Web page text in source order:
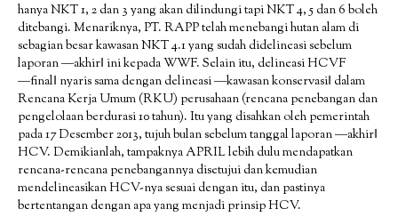
hanya NKT 1, 2 dan 3 yang akan dilindungi tapi NKT 4, 5 dan 6 boleh
ditebangi. Menariknya, PT. RAPP telah menebangi hutan alam di
sebagian besar kawasan NKT 4.1 yang sudah didelineasi sebelum
laporan ―akhir‖ ini kepada WWF. Selain itu, delineasi HCVF
―final‖ nyaris sama dengan delineasi ―kawasan konservasi‖ dalam
Rencana Kerja Umum (RKU) perusahaan (rencana penebangan dan
pengelolaan berdurasi 10 tahun). Itu yang disahkan oleh pemerintah
pada 17 Desember 2013, tujuh bulan sebelum tanggal laporan ―akhir‖
HCV. Demikianlah, tampaknya APRIL lebih dulu mendapatkan
rencana-rencana penebangannya disetujui dan kemudian
mendelineasikan HCV-nya sesuai dengan itu, dan pastinya
bertentangan dengan apa yang menjadi prinsip HCV.